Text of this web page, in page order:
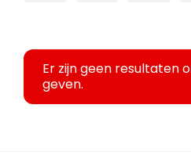
Er zijn geen resultaten
geven.